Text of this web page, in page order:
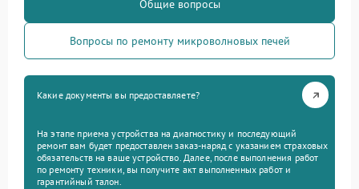
Общие вопросы
Вопросы по ремонту микроволновых печей
Какие документы вы предоставляете?
На этапе приема устройства на диагностику и последующий
ремонт вам будет предоставлен заказ-наряд с указанием страховых
обязательств на ваше устройство. Далее, после выполнения работ
по ремонту техники, вы получите акт выполненных работ и
гарантийный талон.